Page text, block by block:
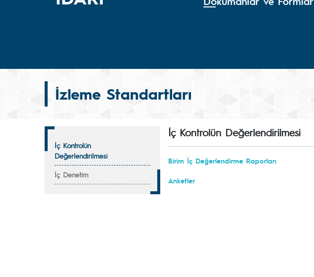
İzleme Standartları
İç Kontrolün
Değerlendirilmesi
İç Denetim
İç Kontrolün Değerlendirilmesi
Birim İç Değerlendirme Raporları
Anketler